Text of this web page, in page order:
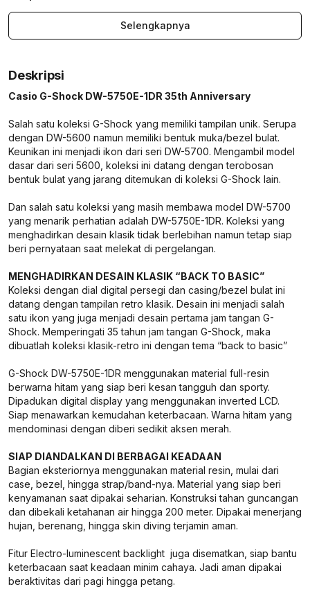
Selengkapnya
Deskripsi
Casio G-Shock DW-5750E-1DR 35th Anniversary
Salah satu koleksi G-Shock yang memiliki tampilan unik. Serupa
dengan DW-5600 namun memiliki bentuk muka/bezel bulat.
Keunikan ini menjadi ikon dari seri DW-5700. Mengambil model
dasar dari seri 5600, koleksi ini datang dengan terobosan
bentuk bulat yang jarang ditemukan di koleksi G-Shock lain.
Dan salah satu koleksi yang masih membawa model DW-5700
yang menarik perhatian adalah DW-5750E-1DR. Koleksi yang
menghadirkan desain klasik tidak berlebihan namun tetap siap
beri pernyataan saat melekat di pergelangan.
MENGHADIRKAN DESAIN KLASIK “BACK TO BASIC”
Koleksi dengan dial digital persegi dan casing/bezel bulat ini
datang dengan tampilan retro klasik. Desain ini menjadi salah
satu ikon yang juga menjadi desain pertama jam tangan G-
Shock. Memperingati 35 tahun jam tangan G-Shock, maka
dibuatlah koleksi klasik-retro ini dengan tema “back to basic”
G-Shock DW-5750E-1DR menggunakan material full-resin
berwarna hitam yang siap beri kesan tangguh dan sporty.
Dipadukan digital display yang menggunakan inverted LCD.
Siap menawarkan kemudahan keterbacaan. Warna hitam yang
mendominasi dengan diberi sedikit aksen merah.
SIAP DIANDALKAN DI BERBAGAI KEADAAN
Bagian eksteriornya menggunakan material resin, mulai dari
case, bezel, hingga strap/band-nya. Material yang siap beri
kenyamanan saat dipakai seharian. Konstruksi tahan guncangan
dan dibekali ketahanan air hingga 200 meter. Dipakai menerjang
hujan, berenang, hingga skin diving terjamin aman.
Fitur Electro-luminescent backlight juga disematkan, siap bantu
keterbacaan saat keadaan minim cahaya. Jadi aman dipakai
beraktivitas dari pagi hingga petang.